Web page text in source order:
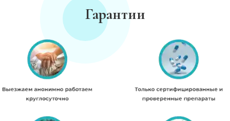
Гарантии